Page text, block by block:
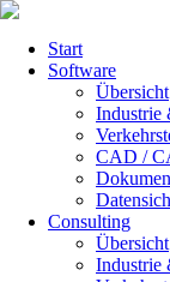
Start
Software
Übersicht
Industrie
CAD /
Consulting
Übersicht
Industrie